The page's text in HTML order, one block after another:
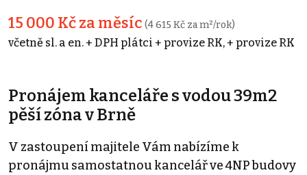
15 000 Kč za měsíc (4 615 Kč za m²/rok)
včetně sl. a en. + DPH plátci + provize RK, + provize RK
Pronájem kanceláře s vodou 39m2
pěší zóna v Brně
V zastoupení majitele Vám nabízíme k
pronájmu samostatnou kancelář ve 4NP budovy